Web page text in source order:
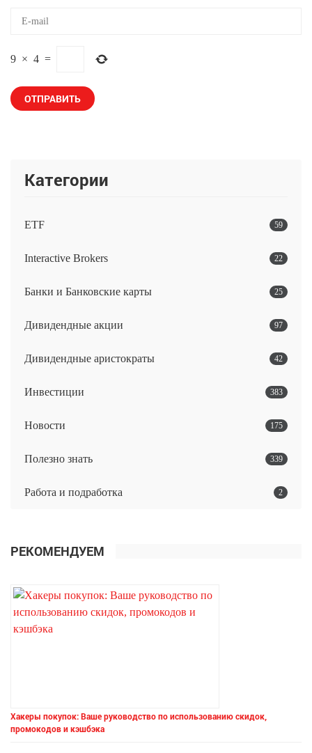
9 × 4 =
Категории
ETF 59
Interactive Brokers 22
Банки и Банковские карты 25
Дивидендные акции 97
Дивидендные аристократы 42
Инвестиции 383
Новости 175
Полезно знать 339
Работа и подработка 2
РЕКОМЕНДУЕМ
Хакеры покупок: Ваше руководство по использованию скидок,
промокодов и кэшбэка